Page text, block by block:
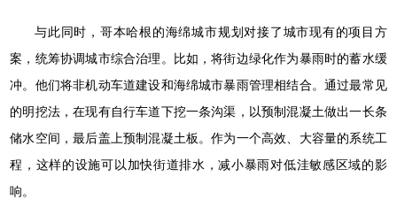
与此同时，哥本哈根的海绵城市规划对接了城市现有的项目方
案，统筹协调城市综合治理。比如，将街边绿化作为暴雨时的蓄水缓
冲。他们将非机动车道建设和海绵城市暴雨管理相结合。通过最常见
的明挖法，在现有自行车道下挖一条沟渠，以预制混凝土做出一长条
储水空间，最后盖上预制混凝土板。作为一个高效、大容量的系统工
程，这样的设施可以加快街道排水，减小暴雨对低洼敏感区域的影
响。